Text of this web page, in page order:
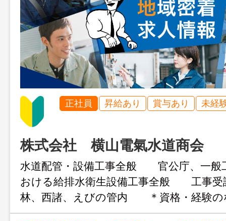
正社員 昇給あり 賞与あり 未経
株式会社 横山電氣水道商会
水道配管・設備工事全般 官公庁、一般
おける給排水衛生設備工事全般 工事受
林、西諸、えびの管内 ＊資格・経験の
す。資格取得費用は会社が全額負担しま